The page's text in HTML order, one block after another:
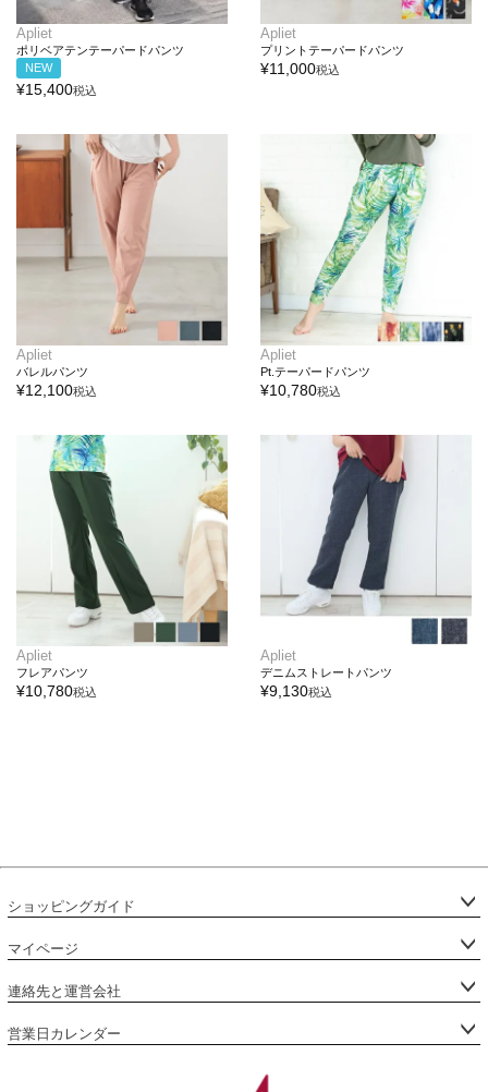
Apliet
ポリベアテンテーパードパンツ
NEW
¥15,400税込
Apliet
プリントテーパードパンツ
¥11,000税込
Apliet
バレルパンツ
¥12,100税込
Apliet
Pt.テーパードパンツ
¥10,780税込
Apliet
フレアパンツ
¥10,780税込
Apliet
デニムストレートパンツ
¥9,130税込
ショッピングガイド
マイページ
連絡先と運営会社
営業日カレンダー